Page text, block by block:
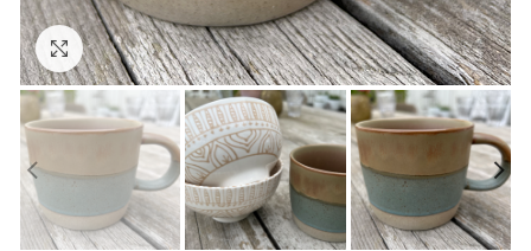
Click to enlarge